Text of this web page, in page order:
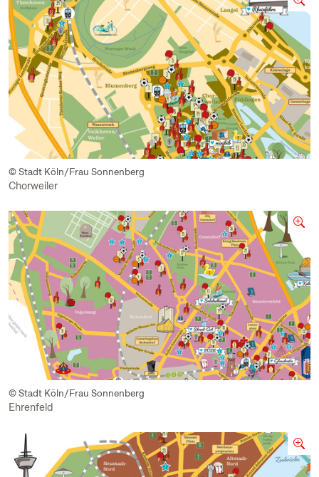
© Stadt Köln/Frau Sonnenberg
Chorweiler
© Stadt Köln/Frau Sonnenberg
Ehrenfeld